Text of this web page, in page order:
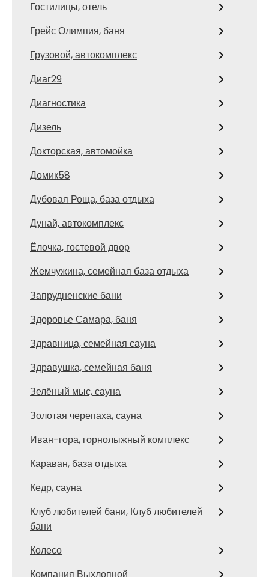
Гостилицы, отель
Грейс Олимпия, баня
Грузовой, автокомплекс
Диаг29
Диагностика
Дизель
Докторская, автомойка
Домик58
Дубовая Роща, база отдыха
Дунай, автокомплекс
Ёлочка, гостевой двор
Жемчужина, семейная база отдыха
Запрудненские бани
Здоровье Самара, баня
Здравница, семейная сауна
Здравушка, семейная баня
Зелёный мыс, сауна
Золотая черепаха, сауна
Иван-гора, горнолыжный комплекс
Караван, база отдыха
Кедр, сауна
Клуб любителей бани, Клуб любителей
бани
Колесо
Компания Выхлопной